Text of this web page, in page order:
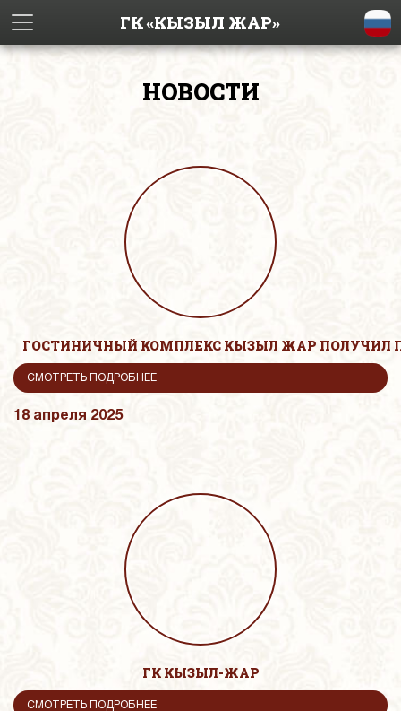
ГК «КЫЗЫЛ ЖАР»
НОВОСТИ
ГОСТИНИЧНЫЙ КОМПЛЕКС КЫЗЫЛ ЖАР ПОЛУЧИЛ
СМОТРЕТЬ ПОДРОБНЕЕ
18 апреля 2025
ГК КЫЗЫЛ-ЖАР
СМОТРЕТЬ ПОДРОБНЕЕ